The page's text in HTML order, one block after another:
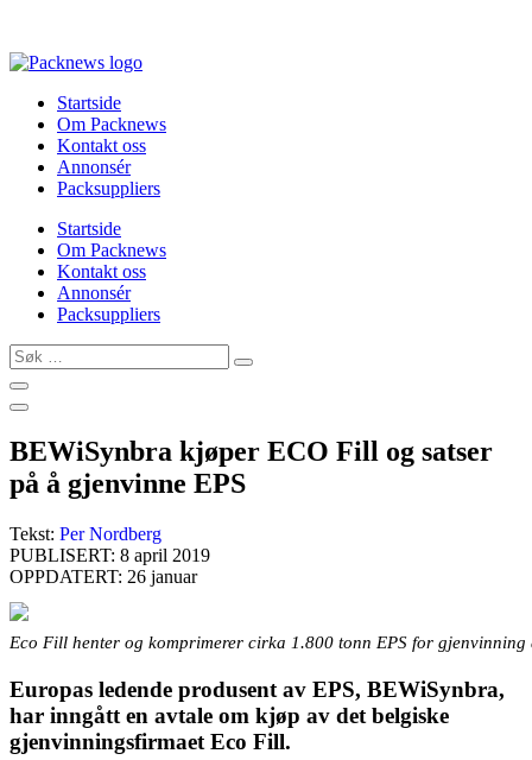
content
Startside
Om Packnews
Kontakt oss
Annonsér
Packsuppliers
Startside
Om Packnews
Kontakt oss
Annonsér
Packsuppliers
Søk
…
BEWiSynbra kjøper ECO Fill og satser
på å gjenvinne EPS
Tekst: Per Nordberg
PUBLISERT: 8 april 2019
OPPDATERT: 26 januar
Eco Fill henter og komprimerer cirka 1.800 tonn EPS for
Europas ledende produsent av EPS, BEWiSynbra,
har inngått en avtale om kjøp av det belgiske
gjenvinningsfirmaet Eco Fill.